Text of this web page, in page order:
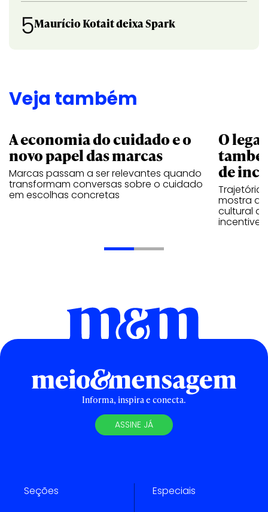
5Maurício Kotait deixa Spark
Veja também
A economia do cuidado e o
novo papel das marcas
Marcas passam a ser relevantes quando
transformam conversas sobre o cuidado
em escolhas concretas
O
de
Trajetória
mostra
cultural
incentive
Informa, inspira e conecta.
ASSINE JÁ
Seções Especiais